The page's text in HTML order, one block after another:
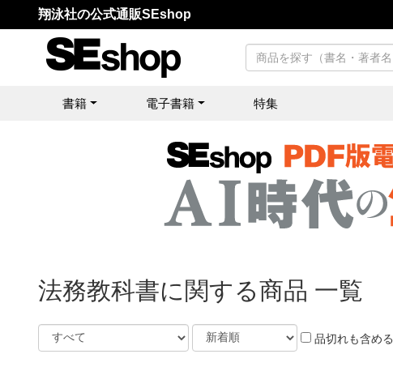
翔泳社の公式通販SEshop
書籍 電子書籍 特集
法務教科書に関する商品 一覧
品切れも含める